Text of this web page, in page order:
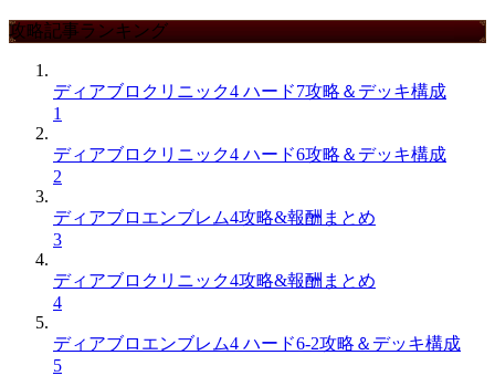
攻略記事ランキング
ディアブロクリニック4 ハード7攻略＆デッキ構成
1
ディアブロクリニック4 ハード6攻略＆デッキ構成
2
ディアブロエンブレム4攻略&報酬まとめ
3
ディアブロクリニック4攻略&報酬まとめ
4
ディアブロエンブレム4 ハード6-2攻略＆デッキ構成
5